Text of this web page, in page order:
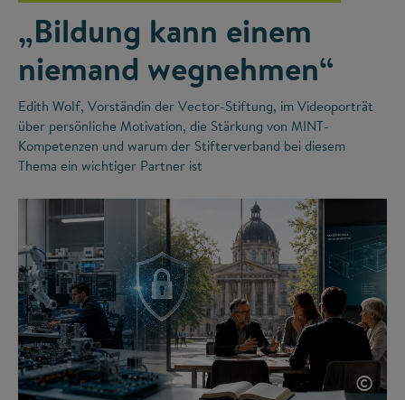
„Bildung kann einem
niemand wegnehmen“
Edith Wolf, Vorständin der Vector-Stiftung, im Videoporträt
über persönliche Motivation, die Stärkung von MINT-
Kompetenzen und warum der Stifterverband bei diesem
Thema ein wichtiger Partner ist
©